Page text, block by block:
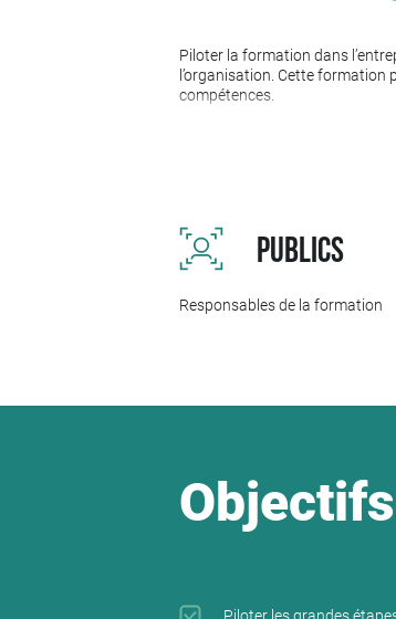
Piloter la formation dans
l’organisation. Cette formation
compétences.
Elle apporte des repères
PUBLICS
Responsables de la formation
Objectifs